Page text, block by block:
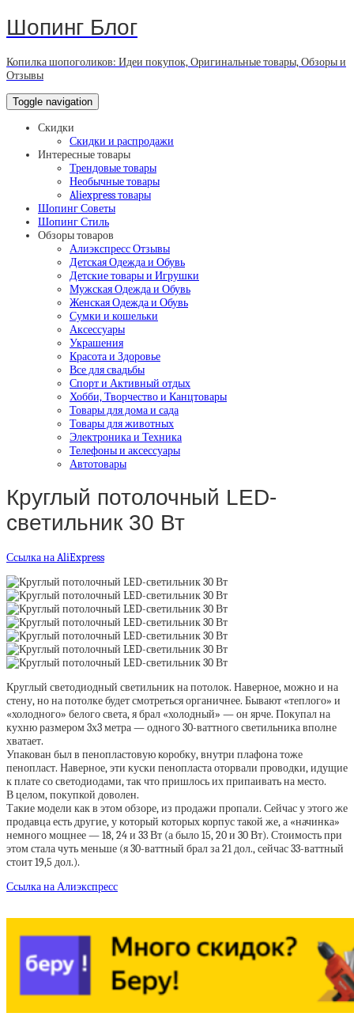
Шопинг Блог
Копилка шопоголиков: Идеи покупок, Оригинальные товары, Обзоры и
Отзывы
Toggle navigation
Скидки
Скидки и распродажи
Интересные товары
Трендовые товары
Необычные товары
Aliexpress товары
Шопинг Советы
Шопинг Стиль
Обзоры товаров
Алиэкспресс Отзывы
Детская Одежда и Обувь
Детские товары и Игрушки
Мужская Одежда и Обувь
Женская Одежда и Обувь
Сумки и кошельки
Аксессуары
Украшения
Красота и Здоровье
Все для свадьбы
Спорт и Активный отдых
Хобби, Творчество и Канцтовары
Товары для дома и сада
Товары для животных
Электроника и Техника
Телефоны и аксессуары
Автотовары
Круглый потолочный LED-
светильник 30 Вт
Ссылка на AliExpress
Круглый светодиодный светильник на потолок. Наверное, можно и на
стену, но на потолке будет смотреться органичнее. Бывают «теплого» и
«холодного» белогосвета, я брал «холодный» — он ярче. Покупал на
кухню размером 3х3 метра — одного 30-ваттного светильника вполне
хватает.
Упакован был в пенопластовую коробку, внутри плафона тоже
пенопласт. Наверное, эти куски пенопласта оторвали проводки, идущие
к плате со светодиодами, так что пришлось их припаивать на место.
В целом, покупкой доволен.
Такие модели как в этом обзоре, из продажи пропали. Сейчас у этого же
продавца есть другие, у который которых корпус такой же, а «начинка»
немного мощнее — 18, 24 и 33 Вт (а было 15, 20 и 30 Вт). Стоимость при
этом стала чуть меньше (я 30-ваттный брал за 21 дол., сейчас 33-ваттный
стоит 19,5 дол.).
Ссылка на Алиэкспресс